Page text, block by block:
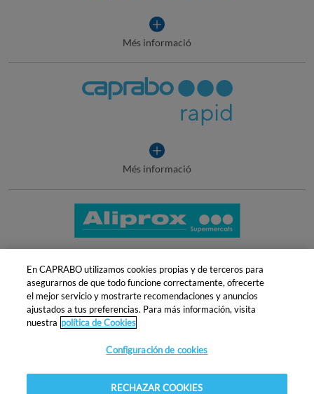
Més informació
integral
Més informació
Més informaciósobre
Aliprox
de
Atenció al client |Copyright| Política de cookies
Avís legal|Canal intern d'informació
En CAPRABO utilizamos cookies propias y de terceros para
asegurarnos de que todo funcione correctamente, ofrecerte
el mejor servicio y mostrarte recomendaciones y anuncios
ajustados a tus preferencias. Para más información, visita
nuestra política de Cookies
Configuración de cookies
RECHAZAR COOKIES